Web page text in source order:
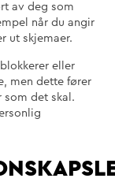
av deg som
når du angir
ut skjemaer.
eller
men dette fører
som det skal.